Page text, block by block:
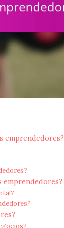
emprendedores?
emprendedores?